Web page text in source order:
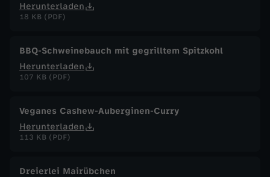
Herunterladen
18 KB (PDF)
BBQ-Schweinebauch mit gegrilltem Spitzkohl
Herunterladen
107 KB (PDF)
Veganes Cashew-Auberginen-Curry
Herunterladen
113 KB (PDF)
Dreierlei Mairübchen